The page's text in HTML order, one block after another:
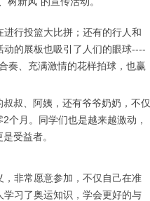
行投篮大比拼；还有的行人和
的展板也吸引了人们的眼球----
奏、充满激情的花样拍球，也赢
叔、阿姨，还有爷爷奶奶，不仅
个月。同学们也是越来越激动，
受益者。
非常愿意参加，不仅自己在准
习了奥运知识，学会更好的与